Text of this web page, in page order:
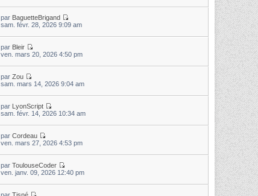
par BaguetteBrigand
sam. févr. 28, 2026 9:09 am
par Bleir
ven. mars 20, 2026 4:50 pm
parZou
sam. mars 14, 2026 9:04 am
par LyonScript
sam. févr. 14, 2026 10:34 am
parCordeau
ven. mars 27, 2026 4:53 pm
parToulouseCoder
ven. janv. 09, 2026 12:40 pm